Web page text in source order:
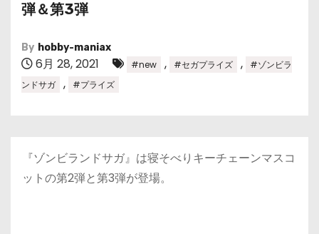
弾＆第3弾
By hobby-maniax
6月 28, 2021 #new , #セガプライズ ,
#ゾンビラ
ンドサガ
, #プライズ
『ゾンビランドサガ』は寝そべりキーチェーンマスコ
ットの第2弾と第3弾が登場。